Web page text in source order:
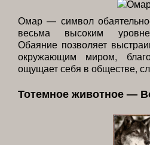
Омар — символ
весьма высоким
Обаяние позволяет
окружающим миром,
ощущает себя в обществе,
Тотемное животное —